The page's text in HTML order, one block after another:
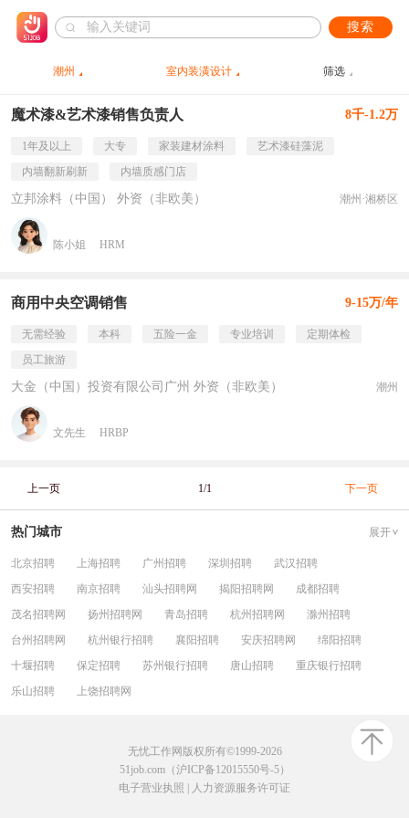
搜索
潮州 室内装潢设计 筛选
魔术漆&艺术漆销售负责人 8千-1.2万
1年及以上 大专 家装建材涂料
艺术漆硅藻泥
内墙翻新刷新
内墙质感门店
立邦涂料（中国） 外资（非欧美） 潮州·湘桥区
陈小姐 HRM
商用中央空调销售 9-15万/年
无需经验 本科 五险一金 专业培训
定期体检
员工旅游
大金（中国）投资有限公司广州 外资（非欧美） 潮州
文先生 HRBP
上一页 1/1 下一页
热门城市 展开
北京招聘 上海招聘 广州招聘 深圳招聘
武汉招聘
西安招聘
南京招聘 汕头招聘网 揭阳招聘网
成都招聘
茂名招聘网
扬州招聘网 青岛招聘 杭州招聘网
滁州招聘
台州招聘网
杭州银行招聘 襄阳招聘 安庆招聘网
绵阳招聘
十堰招聘
保定招聘 苏州银行招聘 唐山招聘
重庆银行招聘
乐山招聘
上饶招聘网
无忧工作网版权所有©1999-2026
51job.com（沪ICP备12015550号-5）
电子营业执照
人力资源服务许可证